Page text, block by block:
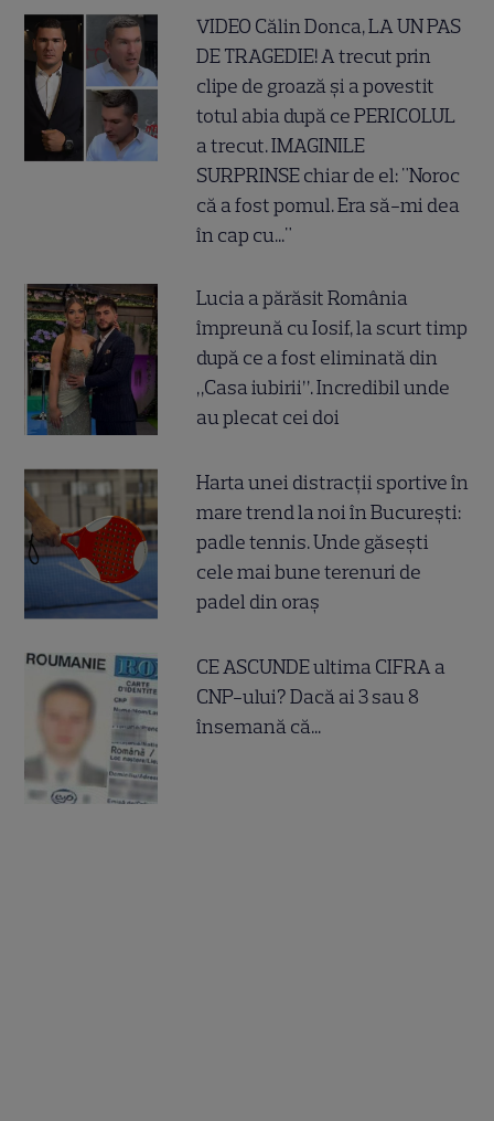
VIDEO Călin Donca, LA UN PAS
DE TRAGEDIE! A trecut prin
clipe de groază și a povestit
totul abia după ce PERICOLUL
a trecut. IMAGINILE
SURPRINSE chiar de el: "Noroc
că a fost pomul. Era să-mi dea
în cap cu..."
Lucia a părăsit România
împreună cu Iosif, la scurt timp
după ce a fost eliminată din
„Casa iubirii”. Incredibil unde
au plecat cei doi
Harta unei distracții sportive în
mare trend la noi în București:
padle tennis. Unde găsești
cele mai bune terenuri de
padel din oraș
CE ASCUNDE ultima CIFRA a
CNP-ului? Dacă ai 3 sau 8
însemană că...